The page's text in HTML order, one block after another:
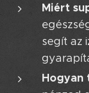
Miért
segít az
Hogyan